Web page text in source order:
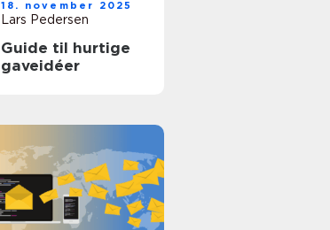
18. november 2025
Lars Pedersen
Guide til hurtige
gaveidéer